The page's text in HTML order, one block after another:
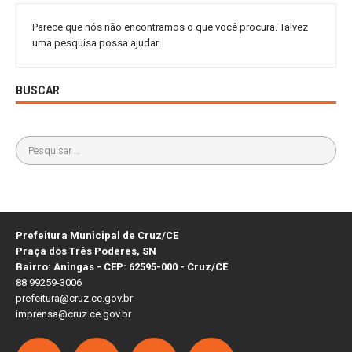
Parece que nós não encontramos o que você procura. Talvez
uma pesquisa possa ajudar.
BUSCAR
Prefeitura Municipal de Cruz/CE
Praça dos Três Poderes, SN
Bairro: Aningas - CEP: 62595-000 - Cruz/CE
88 99259-3006
prefeitura@cruz.ce.gov.br
imprensa@cruz.ce.gov.br